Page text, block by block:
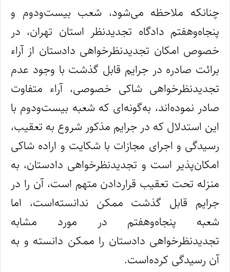
چنانکه ملاحظه می‌شود، شعب بیست‌ودوم و
پنجاه‌و‌هفتم دادگاه تجدیدنظر استان تهران، در
خصوص امکان تجدیدنظرخواهی دادستان از آراء
برائت صادره در جرایم قابل گذشت با وجود عدم
تجدیدنظرخواهی شاکی خصوصی، آراء متفاوت
صادر نموده‌اند، به‌گونه‌ای که شعبه بیست‌ودوم با
این استدلال که در جرایم مذکور شروع به تعقیب،
رسیدگی و اجرای مجازات با شکایت و اراده شاکی
امکان‌پذیر است و تجدیدنظرخواهی دادستان، به
منزله تحت تعقیب قراردادن متهم است، آن را در
جرایم قابل گذشت ممکن ندانسته‌است، اما
شعبه پنجاه‌و‌هفتم در مورد مشابه
تجدیدنظرخواهی دادستان را ممکن دانسته و به
آن رسیدگی کرده‌است.